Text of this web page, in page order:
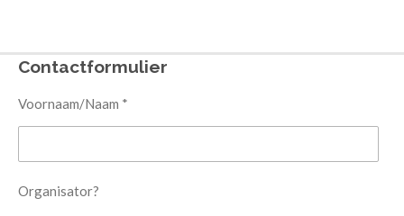
Contactformulier
Voornaam/Naam *
Organisator?